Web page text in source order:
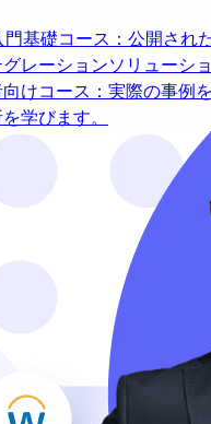
基礎コース：公開され
レーションソリューシ
けコース：実際の事例
学びます。